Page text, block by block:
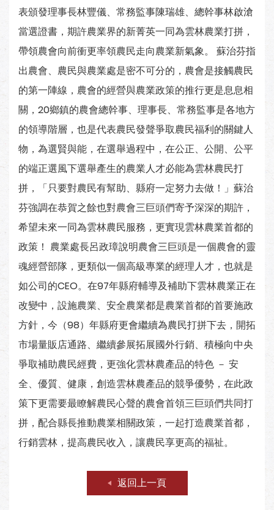
表頒發理事長林豐儀、常務監事陳瑞雄、總幹事林啟滄
當選證書，期許農業界的新菁英一同為雲林農業打拼，
帶領農會向前衝更率領農民走向農業新氣象。 蘇治芬指
出農會、農民與農業處是密不可分的，農會是接觸農民
的第一陣線，農會的經營與農業政策的推行更是息息相
關，20鄉鎮的農會總幹事、理事長、常務監事是各地方
的領導階層，也是代表農民發聲爭取農民福利的關鍵人
物，為選賢與能，在選舉過程中，在公正、公開、公平
的端正選風下選舉產生的農業人才必能為雲林農民打
拼，「只要對農民有幫助、縣府一定努力去做！」蘇治
芬強調在恭賀之餘也對農會三巨頭們寄予深深的期許，
希望未來一同為雲林農民服務，更實現雲林農業首都的
政策！ 農業處長呂政璋說明農會三巨頭是一個農會的靈
魂經營部隊，更類似一個高級專業的經理人才，也就是
如公司的CEO。在97年縣府輔導及補助下雲林農業正在
改變中，設施農業、安全農業都是農業首都的首要施政
方針，今（98）年縣府更會繼續為農民打拼下去，開拓
市場量販店通路、繼續參展拓展國外行銷、積極向中央
爭取補助農民經費，更強化雲林農產品的特色 － 安
全、優質、健康，創造雲林農產品的競爭優勢，在此政
策下更需要最瞭解農民心聲的農會首領三巨頭們共同打
拼，配合縣長推動農業相關政策，一起打造農業首都，
行銷雲林，提高農民收入，讓農民享更高的福祉。
返回上一頁